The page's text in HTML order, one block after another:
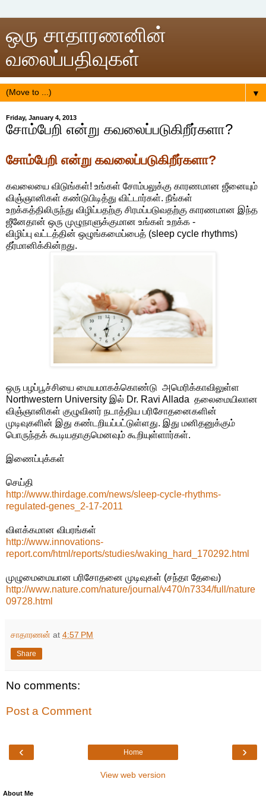
ஒரு சாதாரணனின்
வலைப்பதிவுகள்
▼
Friday, January 4, 2013
சோம்பேறி என்று கவலைப்படுகிறீர்களா?
சோம்பேறி என்று கவலைப்படுகிறீர்களா?
கவலையை விடுங்கள்! உங்கள் சோம்பலுக்கு காரணமான ஜீனையும்
விஞ்ஞானிகள் கண்டுபிடித்து விட்டார்கள். நீங்கள்
உறக்கத்திலிருந்து விழிப்பதற்கு சிரமப்படுவதற்கு காரணமான இந்த
ஜீனேதான் ஒரு முழுநாளுக்குமான உங்கள் உறக்க -
விழிப்பு வட்டத்தின் ஒழுங்கமைப்பைத் (sleep cycle rhythms)
தீர்மானிக்கின்றது.
ஒரு பழப்பூச்சியை மையமாகக்கொண்டு அமெரிக்காவிலுள்ள
Northwestern University இல் Dr. Ravi Allada தலைமையிலான
விஞ்ஞானிகள் குழுவினர் நடாத்திய பரிசோதனைகளின்
முடிவுகளின் இது கண்டறியப்பட்டுள்ளது. இது மனிதனுக்கும்
பொருந்தக் கூடியதாகுமெனவும் கூறியுள்ளார்கள்.
இணைப்புக்கள்
செய்தி
http://www.thirdage.com/news/sleep-cycle-rhythms-
regulated-genes_2-17-2011
விளக்கமான விபரங்கள்
http://www.innovations-
report.com/html/reports/studies/waking_hard_170292.html
முழுமைமையான பரிசோதனை முடிவுகள் (சந்தா தேவை)
http://www.nature.com/nature/journal/v470/n7334/full/nature
09728.html
சாதாரணன் at 4:57 PM
Share
No comments:
Post a Comment
‹ ›
Home
View web version
About Me